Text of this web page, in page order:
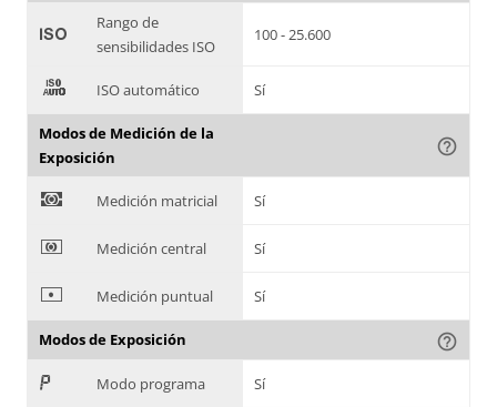
'
Rango de
sensibilidades ISO
100 - 25.600
( ISO automático Sí
Modos de Medición de la
Exposición
help_outline
) Medición matricial Sí
* Medición central Sí
+ Medición puntual Sí
Modos de Exposición help_outline
, Modo programa Sí